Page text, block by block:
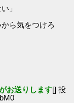
」
ら気をつけろ
お送りします[] 投